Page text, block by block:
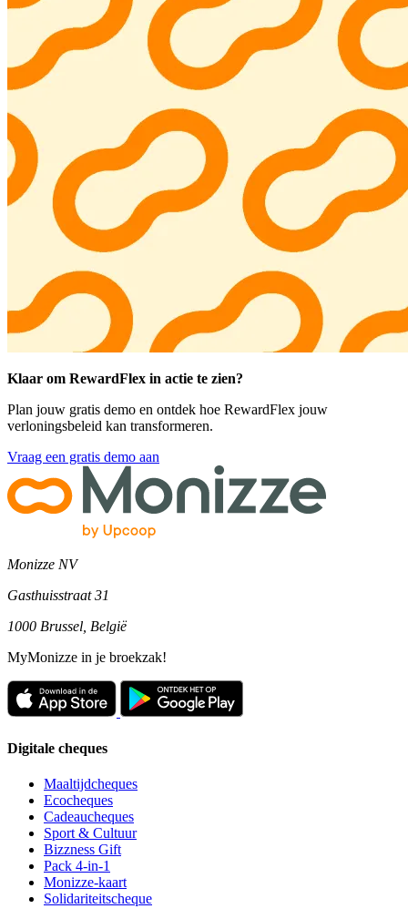
Klaar om RewardFlex in actie te zien?
Plan jouw gratis demo en ontdek hoe RewardFlex jouw
verloningsbeleid kan transformeren.
Vraag een gratis demo aan
Monizze NV
Gasthuisstraat 31
1000 Brussel, België
MyMonizze in je broekzak!
Digitale cheques
Maaltijdcheques
Ecocheques
Cadeaucheques
Sport & Cultuur
Bizzness Gift
Pack 4-in-1
Monizze-kaart
Solidariteitscheque